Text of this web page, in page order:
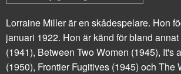
Lorraine Miller är en skådespelare. Hon
januari 1922. Hon är känd för bland annat
(1941), Between Two Women (1945), It's
(1950), Frontier Fugitives (1945) och The